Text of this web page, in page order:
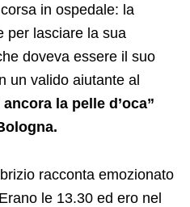
in ospedale: la
per lasciare la sua
doveva essere il suo
un valido aiutante al
ancora la pelle d’oca”
racconta emozionato
le 13.30 ed ero nel